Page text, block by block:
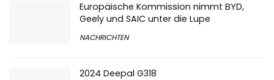
Europäische Kommission nimmt BYD,
Geely und SAIC unter die Lupe
NACHRICHTEN
2024 Deepal G318